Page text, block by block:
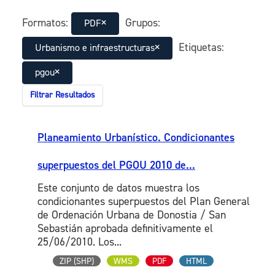
Formatos: PDF Grupos:
Urbanismo e infraestructuras Etiquetas:
pgou
Filtrar Resultados
Planeamiento Urbanístico. Condicionantes
superpuestos del PGOU 2010 de...
Este conjunto de datos muestra los
condicionantes superpuestos del Plan General
de Ordenación Urbana de Donostia / San
Sebastián aprobada definitivamente el
25/06/2010. Los...
ZIP (SHP) WMS PDF HTML